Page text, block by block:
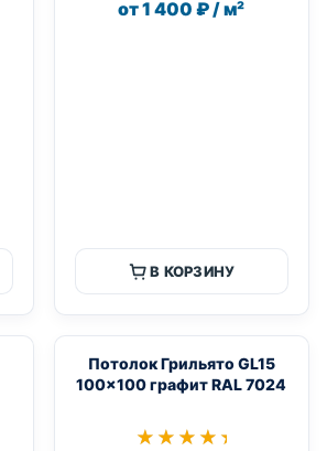
от 1 400 ₽ / м²
В КОРЗИНУ
Потолок Грильято GL15
100×100 графит RAL 7024
★★★★★
★★★★★